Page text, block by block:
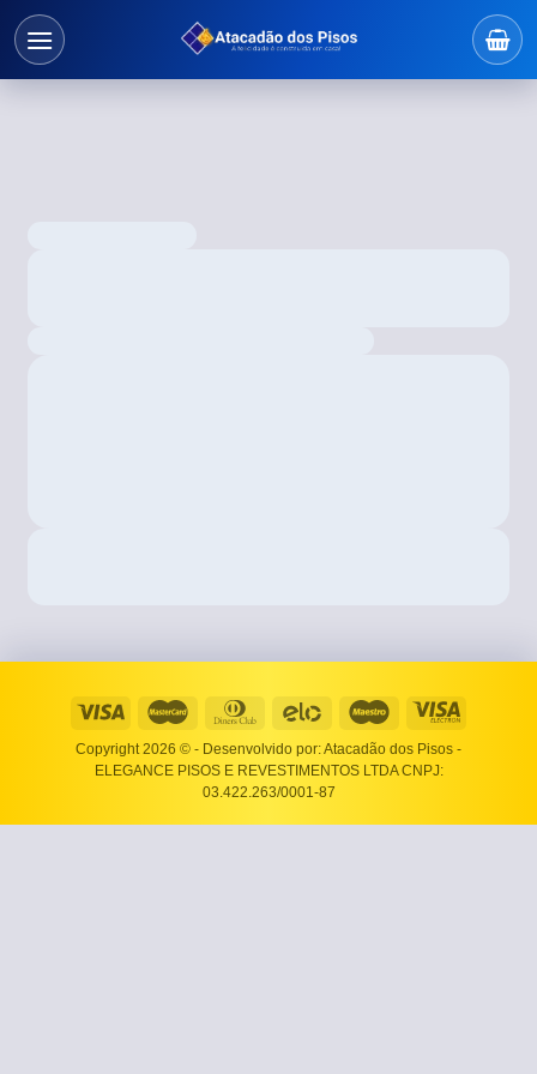
Copyright 2026 © - Desenvolvido por: Atacadão dos Pisos -
ELEGANCE PISOS E REVESTIMENTOS LTDA CNPJ:
03.422.263/0001-87